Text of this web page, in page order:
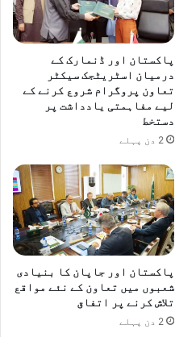
پاکستان اور ڈنمارک کے
درمیان اسٹریٹجک سیکٹر
تعاون پروگرام شروع کرنے کے
لیے مفاہمتی یادداشت پر
دستخط
2 دن پہلے
پاکستان اور جاپان کا بنیادی
شعبوں میں تعاون کے نئے مواقع
تلاش کرنے پر اتفاق
2 دن پہلے